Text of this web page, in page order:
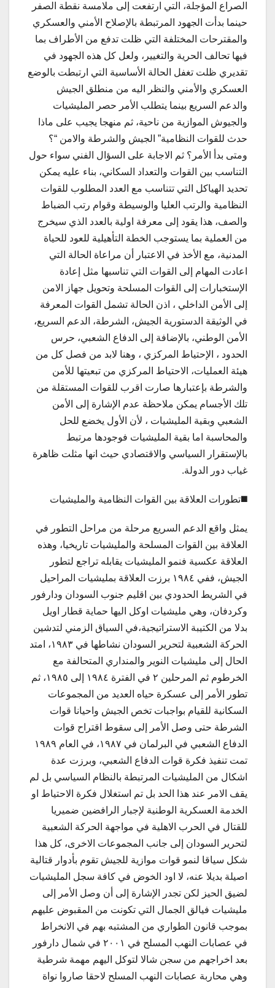
الصراع المؤجلة، التي ارتفعت إلى ملامسة نقطة الصفر
حينما بدأت الجهود المرتبطة بالإصلاح الأمني والعسكري
والمقترحات المختلفة التي ظلت تدفع من الأطراف بما
فيها تحالف الحرية والتغيير، ولعل كل هذه الجهود في
تقديري ظلت تغفل الحالة الأساسية التي ارتبطت بالوضع
العسكري والأمني والنظر اليه من منطلق الجيش
والدعم السريع بينما يتطلب الأمر حصر المليشيات
والجيوش الموازية من ناحية، ثم منهجا يجيب على ماذا
حدث للقوات النظامية” الجيش والشرطة والامن “؟
ومتى بدأ الأمر؟ ثم الاجابة على السؤال الفني سواء حول
التناسب بين القوات والتعداد السكاني، بناء عليه يمكن
تحديد الهياكل التي تتناسب مع العدد المطلوب للقوات
النظامية والرتب العليا والوسيطة وقوام رتب الضباط
والصف، هذا يقود إلى معرفة اولية بالعدد الذي سيخرج
من العملية بما يستوجب الخطة التأهيلية للعود للحياة
المدنية، مع الأخذ في الاعتبار أن مراعاة الحالة التي
اعادت المهام إلى القوات التي تناسبها مثل إعادة
الإستخبارات إلى القوات المسلحة وتحويل جهاز الامن
إلى الأمن الداخلي ، اذن الحالة تشمل القوات المعرفة
في الوثيقة الدستورية الجيش، الشرطة، الدعم السريع،
الأمن الوطني، بالإضافة إلى الدفاع الشعبي، حرس
الحدود ، الإحتياط المركزي ، وهنا لابد من فصل كل من
هيئة العمليات، الاحتياط المركزي من تبعيتها للأمن
والشرطة بإعتبارها صارت اقرب للقوات المستقلة من
تلك الأجسام يمكن ملاحظة عدم الإشارة إلى الأمن
الشعبي وبقية المليشيات ، لأن الأول يخضع للحل
والمحاسبة اما بقية المليشيات فوجودها مرتبط
بالإستقرار السياسي والاقتصادي حيث انها مثلت ظاهرة
غياب دور الدولة.
◼️تطورات العلاقة بين القوات النظامية والمليشيات
يمثل واقع الدعم السريع مرحلة من مراحل التطور في
العلاقة بين القوات المسلحة والمليشيات تاريخيا، وهذه
العلاقة عكسية فنمو المليشيات يقابله تراجع لتطور
الجيش، ففي ١٩٨٤ برزت العلاقة بمليشيات المراحيل
في الشريط الحدودي بين اقليم جنوب السودان ودارفور
وكردفان، وهي مليشيات اوكل اليها حماية قطار اويل
بدلا من الكتيبة الاستراتيجية،في السياق الزمني لتدشين
الحركة الشعبية لتحرير السودان نشاطها في ١٩٨٣، امتد
الحال إلى مليشيات النوير والمنداري المتحالفة مع
الخرطوم ثم المرحلين ٢ في الفترة ١٩٨٤ إلى ١٩٨٥، ثم
تطور الأمر إلى عسكرة حياه العديد من المجموعات
السكانية للقيام بواجبات تخص الجيش واحيانا قوات
الشرطة حتى وصل الأمر إلى سقوط اقتراح قوات
الدفاع الشعبي في البرلمان في ١٩٨٧، في العام ١٩٨٩
تمت تنفيذ فكرة قوات الدفاع الشعبي، وبرزت عدة
اشكال من المليشيات المرتبطة بالنظام السياسي بل لم
يقف الامر عند هذا الحد بل تم استغلال فكرة الاحتياط او
الخدمة العسكرية الوطنية لإجبار الرافضين ضميريا
للقتال في الحرب الاهلية في مواجهة الحركة الشعبية
لتحرير السودان إلى جانب المجموعات الاخرى، كل هذا
شكل سياقا لنمو قوات موازية للجيش تقوم بأدوار قتالية
اصيلة بديلا عنه، لا اود الخوض في كافة سجل المليشيات
لضيق الحيز لكن تجدر الإشارة إلى أن وصل الأمر إلى
مليشيات فيالق الجمال التي تكونت من المقبوض عليهم
بموجب قانون الطواري من المشتبه بهم في الانخراط
في عصابات النهب المسلح في ٢٠٠١ في شمال دارفور
بعد اخراجهم من سجن شالا لتوكل اليهم مهمة شرطية
وهي محاربة عصابات النهب المسلح لاحقا صاروا نواة